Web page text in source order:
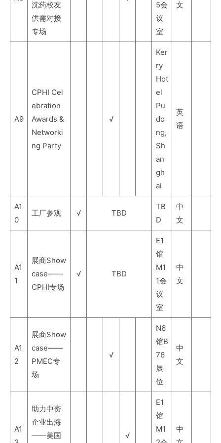
沈药校友
供需对接
专场
5会
议
室
文
A9
CPHI Cel
ebration
Awards &
Networki
ng Party
√
Ker
ry
Hot
el
Pu
do
ng,
Sh
an
gh
ai
英
语
A1
0
工厂参观 √ TBD
TB
D
中
文
A1
1
展商Show
case——
CPHI专场
√ TBD
E1
馆
M1
1会
议
室
中
文
A1
2
展商Show
case——
PMEC专
场
√
N6
馆B
76
展
位
中
文
A1
助力中资
企业出海
——美国
√
E1
馆
M1
中